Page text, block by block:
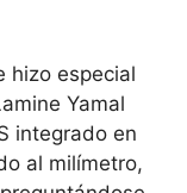
hizo especial
Yamal
integrado en
al milímetro,